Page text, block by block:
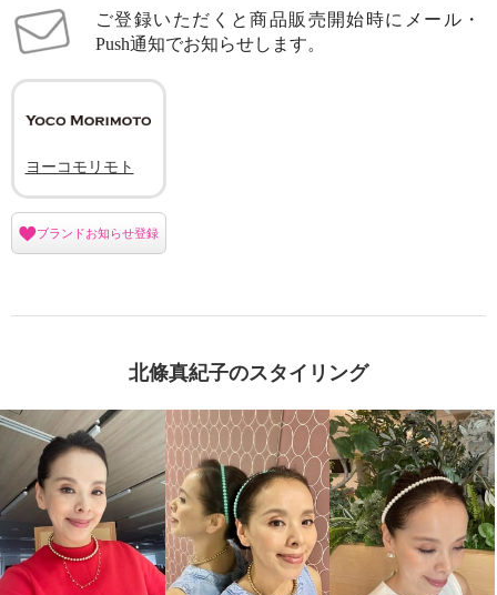
ご登録いただくと商品販売開始時にメール・
Push通知でお知らせします。
ヨーコモリモト
ブランドお知らせ登録
北條真紀子のスタイリング